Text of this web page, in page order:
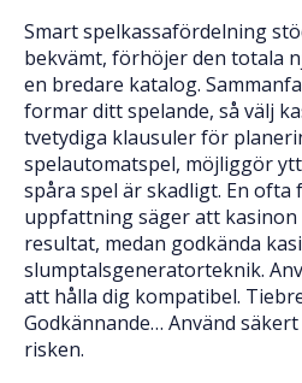
Smart spelkassafördelning
bekvämt, förhöjer den totala
en bredare katalog.
formar ditt spelande, så välj
tvetydiga klausuler för
spelautomatspel, möjliggör
spåra spel är skadligt. En
uppfattning säger att
resultat, medan godkända
slumptalsgeneratorteknik.
att hålla dig kompatibel.
Godkännande… Använd
risken.